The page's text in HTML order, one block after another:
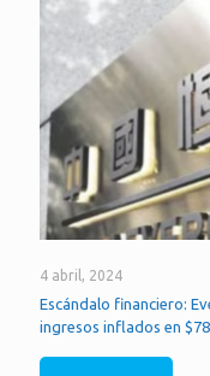
4 abril, 2024
Escándalo financiero:
ingresos inflados en